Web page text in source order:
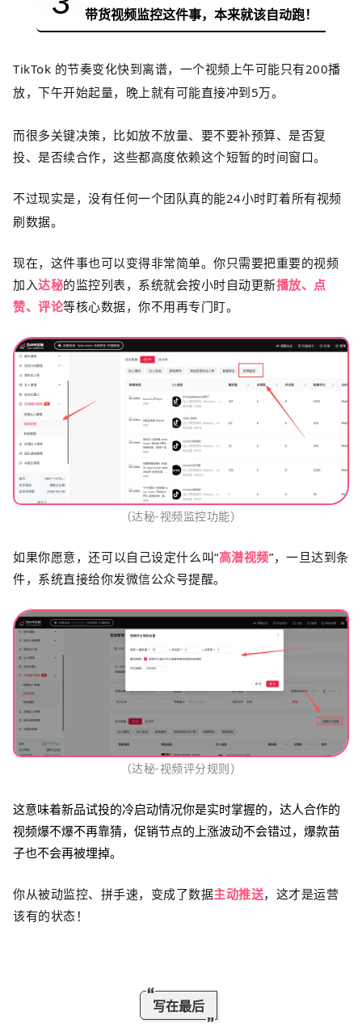
带货视频监控这件事，本来就该自动跑！
TikTok 的节奏变化快到离谱，一个视频上午可能只有200播
放，下午开始起量，晚上就有可能直接冲到5万。
而很多关键决策，比如放不放量、要不要补预算、是否复
投、是否续合作，这些都高度依赖这个短暂的时间窗口。
不过现实是，没有任何一个团队真的能24小时盯着所有视频
刷数据。
现在，这件事也可以变得非常简单。你只需要把重要的视频
加入达秘的监控列表，系统就会按小时自动更新播放、点
赞、评论等核心数据，你不用再专门盯。
（达秘-视频监控功能）
如果你愿意，还可以自己设定什么叫“高潜视频”，一旦达到条
件，系统直接给你发微信公众号提醒。
（达秘-视频评分规则）
这意味着新品试投的冷启动情况你是实时掌握的，达人合作的
视频爆不爆不再靠猜，促销节点的上涨波动不会错过，爆款苗
子也不会再被埋掉。
你从被动监控、拼手速，变成了数据主动推送，这才是运营
该有的状态！
写在最后